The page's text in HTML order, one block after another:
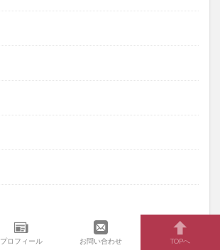
プロフィール お問い合わせ TOPへ